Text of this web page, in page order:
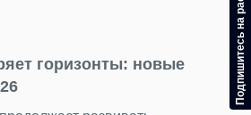
горизонты: новые
Подпишитесь на рассылку